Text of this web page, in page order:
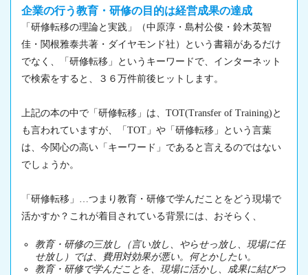
企業の行う教育・研修の目的は経営成果の達成
「研修転移の理論と実践」（中原淳・島村公俊・鈴木英智
佳・関根雅泰共著・ダイヤモンド社）という書籍があるだけ
でなく、「研修転移」というキーワードで、インターネット
で検索をすると、３６万件前後ヒットします。
上記の本の中で「研修転移」は、TOT(Transfer of Training)と
も言われていますが、「TOT」や「研修転移」という言葉
は、今関心の高い「キーワード」であると言えるのではない
でしょうか。
「研修転移」…つまり教育・研修で学んだことをどう現場で
活かすか？これが着目されている背景には、おそらく、
教育・研修の三放し（言い放し、やらせっ放し、現場に任
せ放し）では、費用対効果が悪い。何とかしたい。
教育・研修で学んだことを、現場に活かし、成果に結びつ